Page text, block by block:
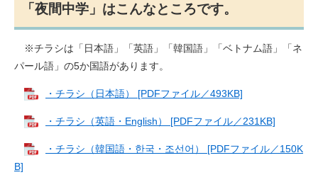
「夜間中学」はこんなところです。
※チラシは「日本語」「英語」「韓国語」「ベトナム語」「ネ
パール語」の5か国語があります。
・チラシ（日本語） [PDFファイル／493KB]
・チラシ（英語・English） [PDFファイル／231KB]
・チラシ（韓国語・한국・조선어​） [PDFファイル／150K
B]